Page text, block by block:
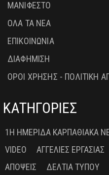
ΜΑΝΙΦΕΣΤΟ
ΟΛΑ ΤΑ ΝΕΑ
ΕΠΙΚΟΙΝΩΝΙΑ
ΔΙΑΦΗΜΙΣΗ
ΟΡΟΙ ΧΡΗΣΗΣ - ΠΟΛΙΤΙΚΗ
ΚΑΤΗΓΟΡΙΕΣ
1Η ΗΜΕΡΊΔΑ ΚΑΡΠΑΘΙΑΚΆ
VIDEO
ΑΓΓΕΛΊΕΣ ΕΡΓΑΣΊΑΣ
ΑΠΌΨΕΙΣ
ΔΕΛΤΊΑ ΤΎΠΟΥ